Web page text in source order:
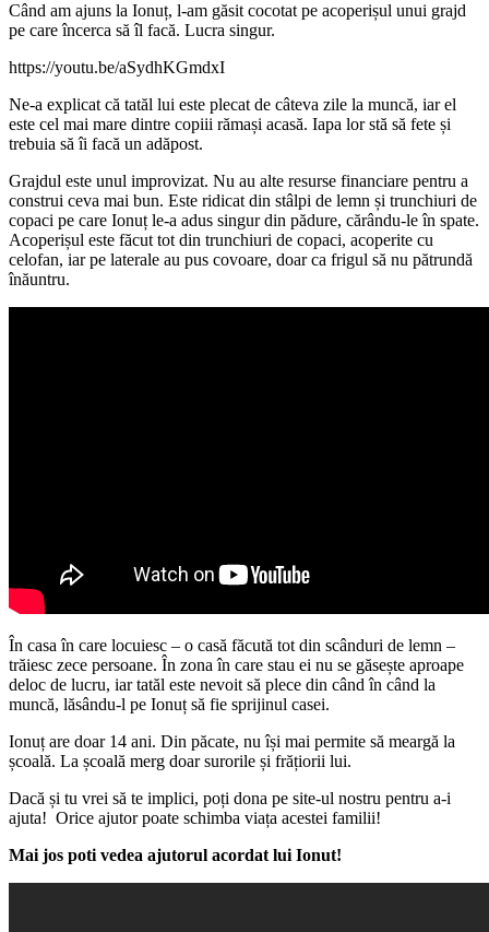
Când am ajuns la Ionuț, l-am găsit cocotat pe acoperișul unui grajd
pe care încerca să îl facă. Lucra singur.
https://youtu.be/aSydhKGmdxI
Ne-a explicat că tatăl lui este plecat de câteva zile la muncă, iar el
este cel mai mare dintre copiii rămași acasă. Iapa lor stă să fete și
trebuia să îi facă un adăpost.
Grajdul este unul improvizat. Nu au alte resurse financiare pentru a
construi ceva mai bun. Este ridicat din stâlpi de lemn și trunchiuri de
copaci pe care Ionuț le-a adus singur din pădure, cărându-le în spate.
Acoperișul este făcut tot din trunchiuri de copaci, acoperite cu
celofan, iar pe laterale au pus covoare, doar ca frigul să nu pătrundă
înăuntru.
În casa în care locuiesc – o casă făcută tot din scânduri de lemn –
trăiesc zece persoane. În zona în care stau ei nu se găsește aproape
deloc de lucru, iar tatăl este nevoit să plece din când în când la
muncă, lăsându-l pe Ionuț să fie sprijinul casei.
Ionuț are doar 14 ani. Din păcate, nu își mai permite să meargă la
școală. La școală merg doar surorile și frățiorii lui.
Dacă și tu vrei să te implici, poți dona pe site-ul nostru pentru a-i
ajuta! Orice ajutor poate schimba viața acestei familii!
Mai jos poti vedea ajutorul acordat lui Ionut!